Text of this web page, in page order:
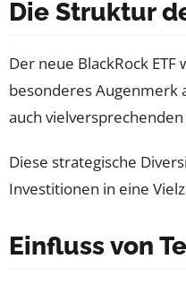
Die Struktur
Der neue BlackRock ETF
besonderes Augenmerk
auch
Diese strategische
Investitionen in eine
Einfluss von